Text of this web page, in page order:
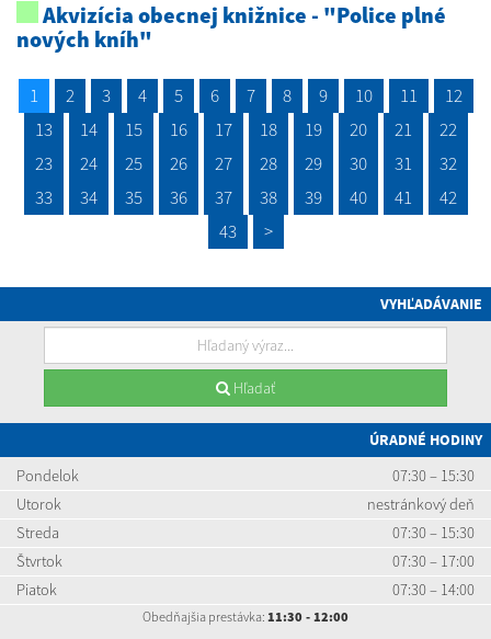
Akvizícia obecnej knižnice - "Police plné
nových kníh"
1 2 3 4 5 6 7 8 9 10 11
12
13
14 15 16 17 18 19 20 21
22
23
24 25 26 27 28 29 30 31
32
33
34 35 36 37 38 39 40 41
42
43
>
VYHĽADÁVANIE
Hľadať
ÚRADNÉ HODINY
Pondelok
07:30 – 15:30
Utorok
nestránkový deň
Streda
07:30 – 15:30
Štvrtok
07:30 – 17:00
Piatok
07:30 – 14:00
Obedňajšia prestávka: 11:30 - 12:00